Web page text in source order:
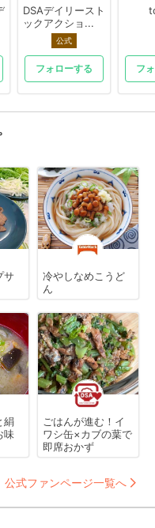
DSAデイリースト
ックアクショ...
公式
フォローする フ
サ
冷やしなめこうど
ん
絹
味
ごはんが進む！イ
ワシ缶×カブの葉で
即席おかず
公式ファンページ一覧へ